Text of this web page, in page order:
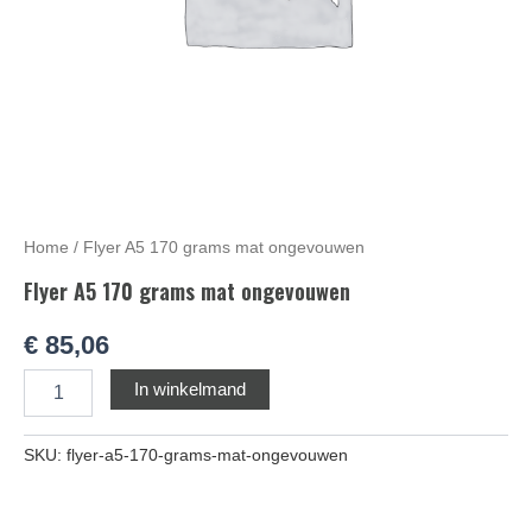
Home / Flyer A5 170 grams mat ongevouwen
Flyer A5 170 grams mat ongevouwen
€ 85,06
In winkelmand
SKU: flyer-a5-170-grams-mat-ongevouwen